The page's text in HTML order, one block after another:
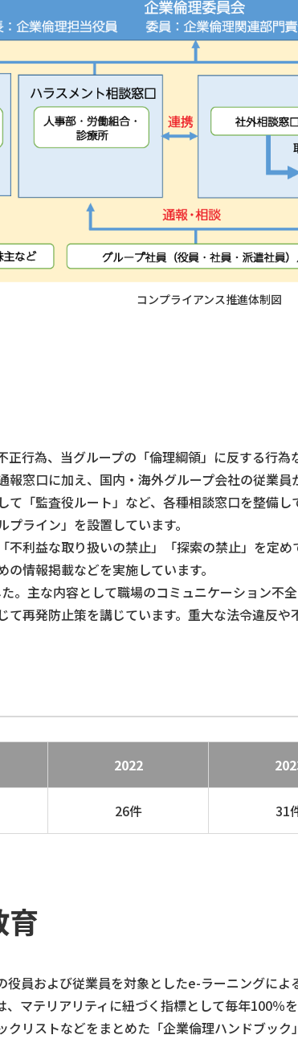
コンプライアンス推進体制図
行為、当グループの「倫理綱領」に反する行
窓口に加え、国内・海外グループ会社の従業
「監査役ルート」など、各種相談窓口を整備
ライン」を設置しています。
不利益な取り扱いの禁止」「探索の禁止」を定
情報掲載などを実施しています。
。主な内容として職場のコミュニケーション不
再発防止策を講じています。重大な法令違反や
2022
26件 31
育
役員および従業員を対象としたe-ラーニングに
マテリアリティに紐づく指標として毎年100
リストなどをまとめた「企業倫理ハンドブッ